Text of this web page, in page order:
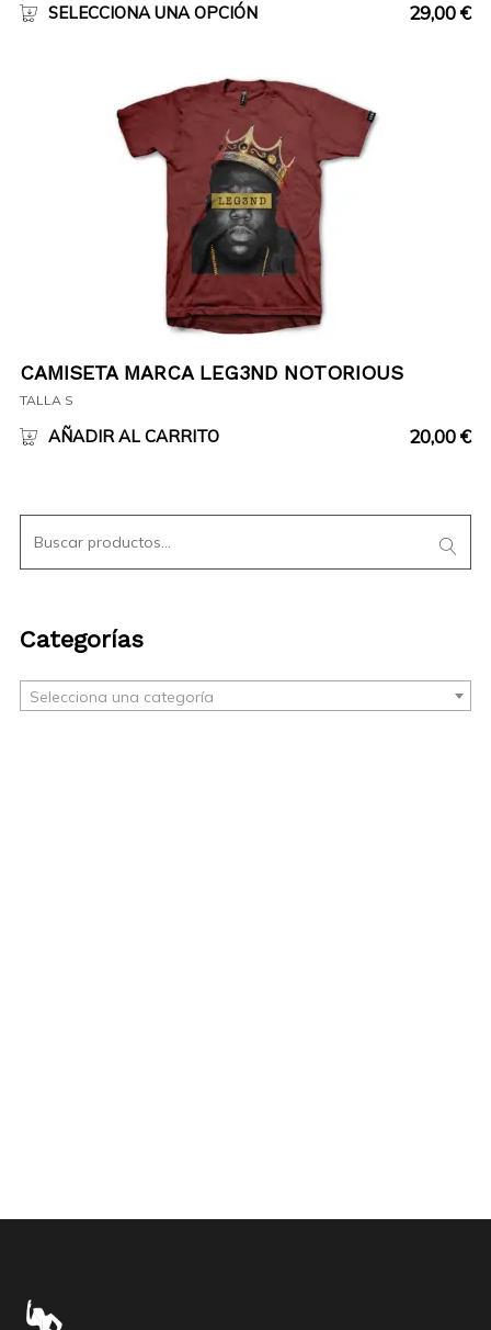
SELECCIONA UNA OPCIÓN 29,00€
CAMISETA MARCA LEG3ND NOTORIOUS
TALLA S
AÑADIR AL CARRITO 20,00€
Categorías
Selecciona una categoría